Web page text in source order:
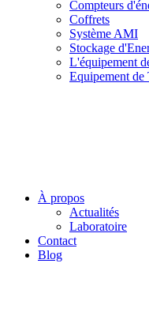
Compteurs
Coffrets
Système AMI
Stockage
L'équipement
Equipement de
À propos
Actualités
Laboratoire
Contact
Blog